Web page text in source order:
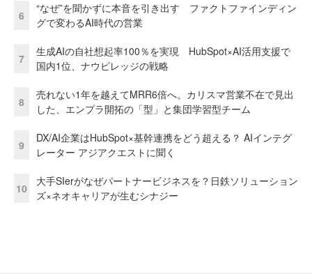
6
“なぜ”を聞かずに本音を引き出す ファクトファインディン
グで変わるAI時代の営業
7
生成AIの自社想起率100％を実現 HubSpot×AI活用支援で
国内1位、ナウビレッジの戦略
8
売れない1年を越えてMRR6倍へ。カリスマ営業不在で見出
した、エンプラ開拓の「型」と集団学習型チーム
9
DX/AI企業はHubSpot×基幹連携をどう超える？ AIインテグ
レーター アジアクエストに聞く
10
大手SIerがなぜパートナービジネスを？日鉄ソリューション
ズ×ネオキャリアが生むシナジー